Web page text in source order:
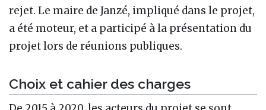
rejet. Le maire de Janzé, impliqué dans le projet,
a été moteur, et a participé à la présentation du
projet lors de réunions publiques.
Choix et cahier des charges